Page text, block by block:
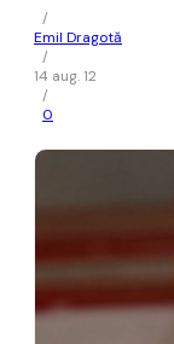
/
Emil Dragotă
/
14 aug. 12
/
0